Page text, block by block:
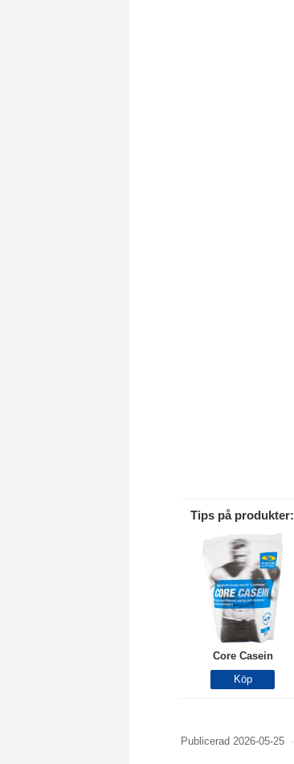
Tips på produkter:
Core Casein
Publicerad 2026-05-25 ·